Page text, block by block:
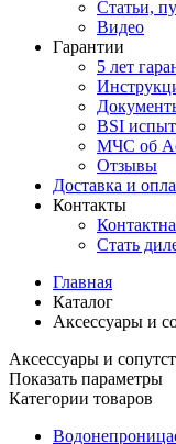
Статьи,
Видео
Гарантии
5 лет
BSI
МЧС об
Отзывы
Доставка и
Контакты
Стать
Главная
Каталог
Аксессуары и
Аксессуары и
Показать параметры
Категории товаров